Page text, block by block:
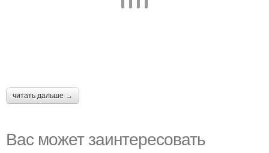
читать дальше →
Вас может заинтересовать